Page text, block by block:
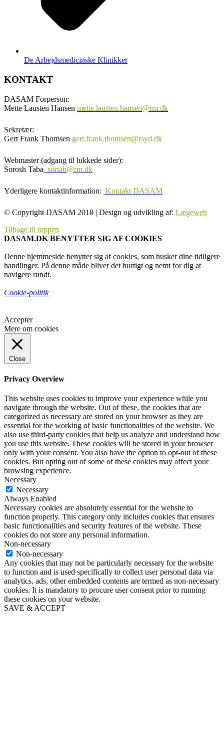
De Arbejdsmedicinske Klinikker
KONTAKT
DASAM Forperson:
Mette Lausten Hansen mette.lausten.hansen@rm.dk
Sekretær:
Gert Frank Thomsen gert.frank.thomsen@rsyd.dk
Webmaster (adgang til lukkede sider):
Sorosh Taba sortab@rm.dk
Yderligere kontaktinformation: Kontakt DASAM
© Copyright DASAM 2018 | Design og udvikling af: Lægeweb
Tilbage til toppen
DASAM.DK BENYTTER SIG AF COOKIES
Denne hjemmeside benytter sig af cookies, som husker dine tidligere
handlinger. På denne måde bliver det hurtigt og nemt for dig at
navigere rundt.
Cookie-politik
Accepter
Mere om cookies
Close
Privacy Overview
This website uses cookies to improve your experience while you
navigate through the website. Out of these, the cookies that are
categorized as necessary are stored on your browser as they are
essential for the working of basic functionalities of the website. We
also use third-party cookies that help us analyze and understand how
you use this website. These cookies will be stored in your browser
only with your consent. You also have the option to opt-out of these
cookies. But opting out of some of these cookies may affect your
browsing experience.
Necessary
Necessary
Always Enabled
Necessary cookies are absolutely essential for the website to
function properly. This category only includes cookies that ensures
basic functionalities and security features of the website. These
cookies do not store any personal information.
Non-necessary
Non-necessary
Any cookies that may not be particularly necessary for the website
to function and is used specifically to collect user personal data via
analytics, ads, other embedded contents are termed as non-necessary
cookies. It is mandatory to procure user consent prior to running
these cookies on your website.
SAVE & ACCEPT